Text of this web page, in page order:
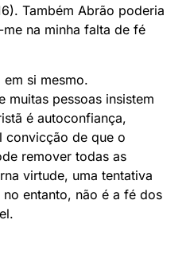
Também Abrão poderia
na minha falta de fé
em si mesmo.
muitas pessoas insistem
é autoconfiança,
convicção de que o
remover todas as
virtude, uma tentativa
entanto, não é a fé dos